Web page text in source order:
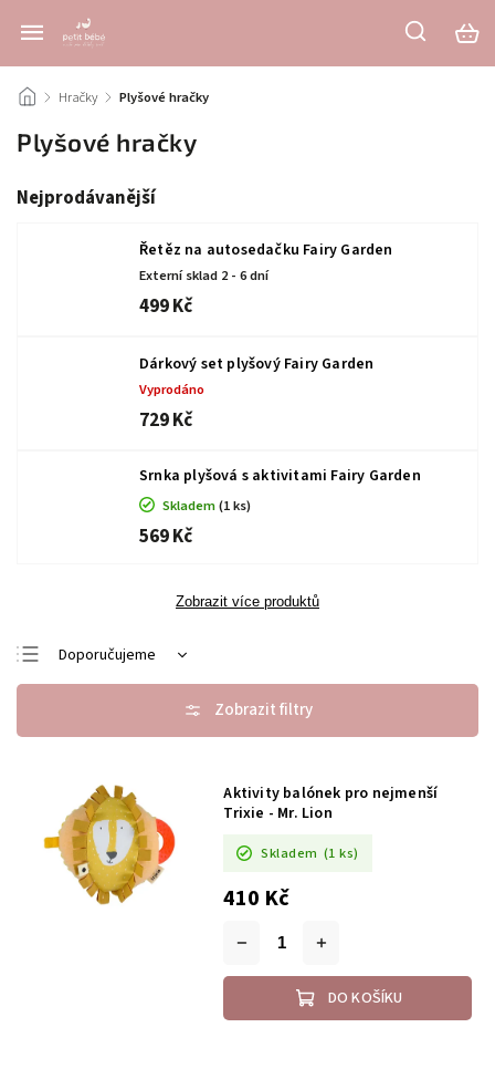
/ Hračky / Plyšové hračky
Plyšové hračky
Nejprodávanější
Řetěz na autosedačku Fairy Garden
Externí sklad 2 - 6 dní
499 Kč
Dárkový set plyšový Fairy Garden
Vyprodáno
729 Kč
Srnka plyšová s aktivitami Fairy Garden
Skladem(1 ks)
569 Kč
Zobrazit více produktů
Doporučujeme
Nejlevnější
Abecedně
Aktivity balónek pro nejmenší
Trixie - Mr. Lion
Skladem (1 ks)
410 Kč
DO KOŠÍKU